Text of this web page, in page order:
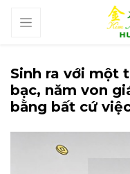
Sinh ra với một
bạc, năm von
bằng bất cứ